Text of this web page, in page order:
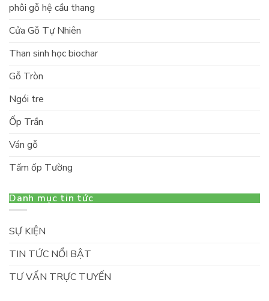
phôi gỗ hệ cầu thang
Cửa Gỗ Tự Nhiên
Than sinh học biochar
Gỗ Tròn
Ngói tre
Ốp Trần
Ván gỗ
Tấm ốp Tường
Danh mục tin tức
SỰ KIỆN
TIN TỨC NỔI BẬT
TƯ VẤN TRỰC TUYẾN